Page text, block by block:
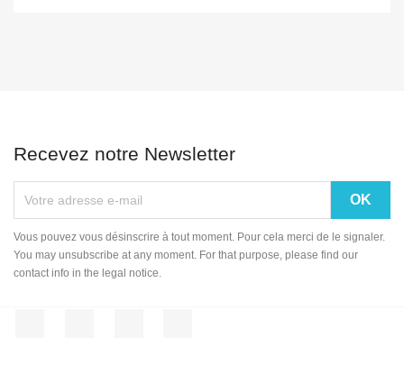
Recevez notre Newsletter
Vous pouvez vous désinscrire à tout moment. Pour cela merci de le signaler.
You may unsubscribe at any moment. For that purpose, please find our
contact info in the legal notice.